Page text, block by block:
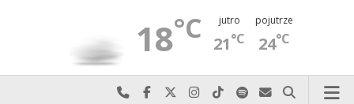
18°C jutro
21°C
pojutrze
24°C
Najlepiej po prostu do nas zadzwoń
Odwiedź nas na Facebook-u
Odwiedź nas na X
Odwiedź nas na Instagram-ie
Odwiedź nas na TikTok-u
Szukaj nas na Spotify
Wyślij do nas
Szukaj